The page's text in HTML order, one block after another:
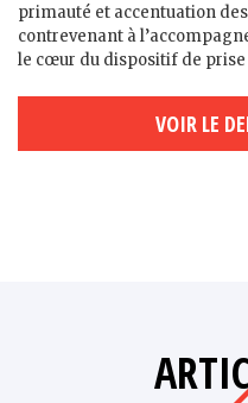
primauté et accentuation
contrevenant à
le cœur du dispositif de prise
VOIR LE